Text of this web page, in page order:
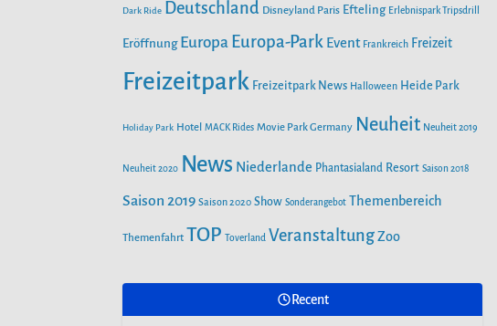
n
o
r
e
Dark Ride Deutschland Disneyland Paris Efteling Erlebnispark Tripsdrill
Eröffnung Europa Europa-Park Event Frankreich Freizeit
Freizeitpark Freizeitpark News Halloween Heide Park
Holiday Park Hotel MACK Rides Movie Park Germany Neuheit Neuheit 2019
Neuheit 2020 News Niederlande Phantasialand Resort Saison 2018
Saison 2019 Saison 2020 Show Sonderangebot Themenbereich
Themenfahrt TOP Toverland Veranstaltung Zoo
Recent